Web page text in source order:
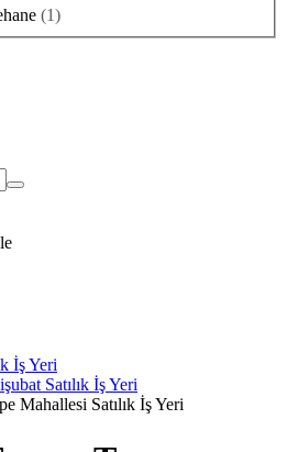
(1)
İş Yeri
Satılık İş Yeri
Mahallesi Satılık İş Yeri